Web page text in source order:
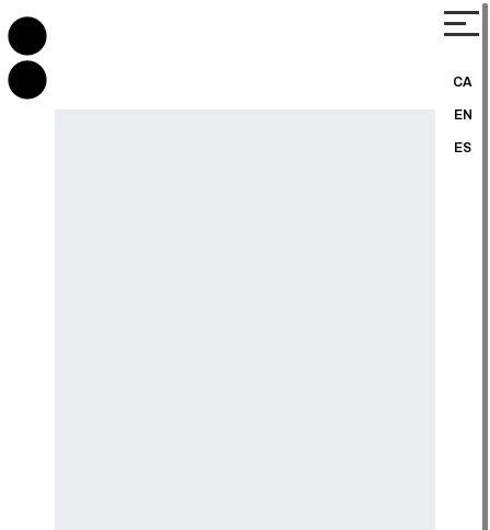
CA
EN
ES